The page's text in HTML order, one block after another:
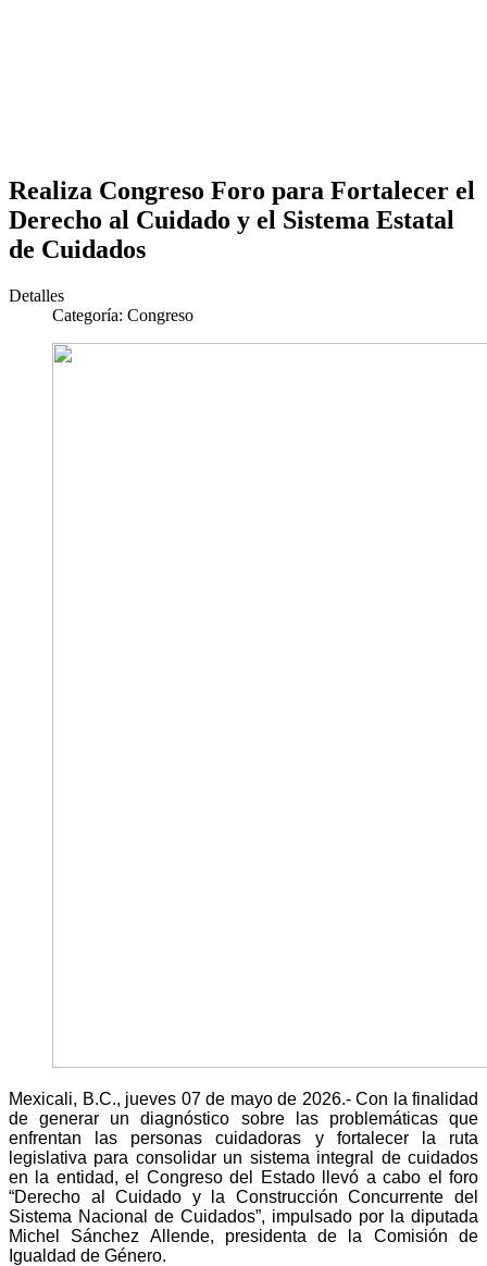
Realiza Congreso Foro para Fortalecer el
Derecho al Cuidado y el Sistema Estatal
de Cuidados
Detalles
Categoría: Congreso
Mexicali, B.C., jueves 07 de mayo de 2026.- Con la finalidad
de generar un diagnóstico sobre las problemáticas que
enfrentan las personas cuidadoras y fortalecer la ruta
legislativa para consolidar un sistema integral de cuidados
en la entidad, el Congreso del Estado llevó a cabo el foro
“Derecho al Cuidado y la Construcción Concurrente del
Sistema Nacional de Cuidados”, impulsado por la diputada
Michel Sánchez Allende, presidenta de la Comisión de
Igualdad de Género.